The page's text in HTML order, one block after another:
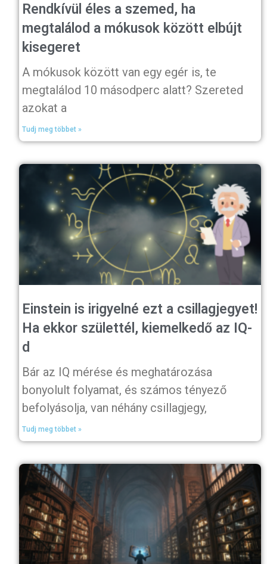
Rendkívül éles a szemed, ha
megtalálod a mókusok között elbújt
kisegeret
A mókusok között van egy egér is, te
megtalálod 10 másodperc alatt? Szereted
azokat a
Tudj meg többet »
Einstein is irigyelné ezt a csillagjegyet!
Ha ekkor születtél, kiemelkedő az IQ-
d
Bár az IQ mérése és meghatározása
bonyolult folyamat, és számos tényező
befolyásolja, van néhány csillagjegy,
Tudj meg többet »